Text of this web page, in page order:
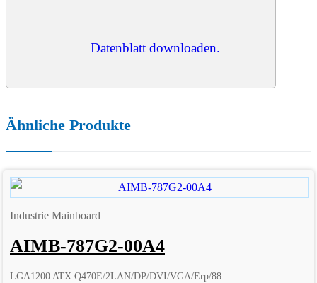
Datenblatt downloaden.
Ähnliche Produkte
Industrie Mainboard
AIMB-787G2-00A4
LGA1200 ATX Q470E/2LAN/DP/DVI/VGA/Erp/88